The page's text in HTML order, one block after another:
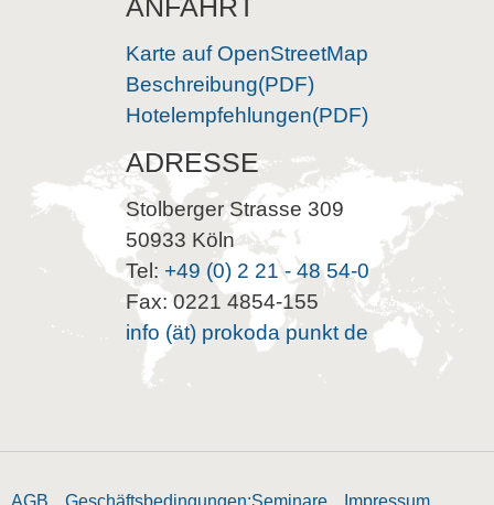
ANFAHRT
Karte auf OpenStreetMap
Beschreibung(PDF)
Hotelempfehlungen(PDF)
ADRESSE
Stolberger Strasse 309
50933 Köln
Tel: +49 (0) 2 21 - 48 54-0
Fax: 0221 4854-155
info (ät) prokoda punkt de
AGB Geschäftsbedingungen:Seminare Impressum